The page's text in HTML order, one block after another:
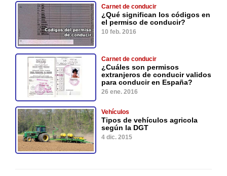
Carnet de conducir
¿Qué significan los códigos en
el permiso de conducir?
10 feb. 2016
Carnet de conducir
¿Cuáles son permisos
extranjeros de conducir validos
para conducir en España?
26 ene. 2016
Vehículos
Tipos de vehículos agricola
según la DGT
4 dic. 2015